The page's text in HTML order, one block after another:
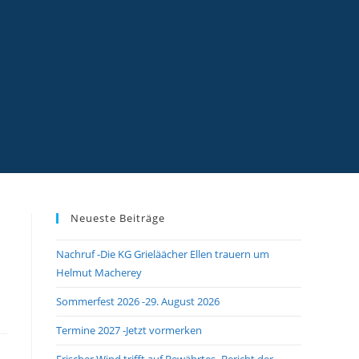
Neueste Beiträge
Nachruf -Die KG Grieläächer Ellen trauern um
Helmut Macherey
Sommerfest 2026 -29. August 2026
Termine 2027 -Jetzt vormerken